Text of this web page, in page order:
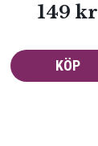
149 kr
KÖP